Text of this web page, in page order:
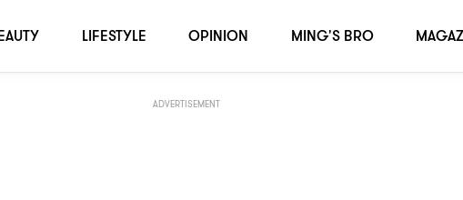
ADVERTISEMENT
LIFESTYLE OPINION MING'S BRO